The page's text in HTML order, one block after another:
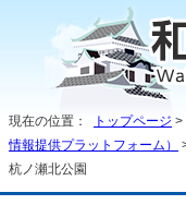
現在の位置： トップページ >
情報提供プラットフォーム）
杭ノ瀬北公園